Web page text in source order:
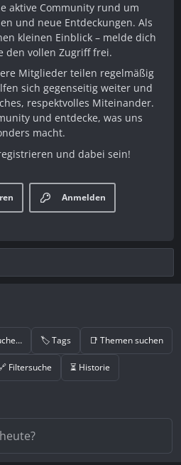
aktive Community rund um
und neue Entdeckungen. Als
kleinen Einblick – melde dich
den vollen Zugriff frei.
Mitglieder teilen regelmäßig
sich gegenseitig weiter und
respektvolles Miteinander.
und entdecke, was uns
macht.
und dabei sein!
Anmelden
🏷️ Tags 📑 Themen suchen
Filtersuche ⏳ Historie